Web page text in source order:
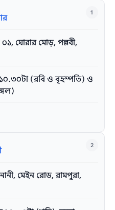
1
ঘোরার মোড়, পল্লবী,
১০.৩০টা (রবি ও বৃহস্পতি) ও
2
মেইন রোড, রামপুরা,